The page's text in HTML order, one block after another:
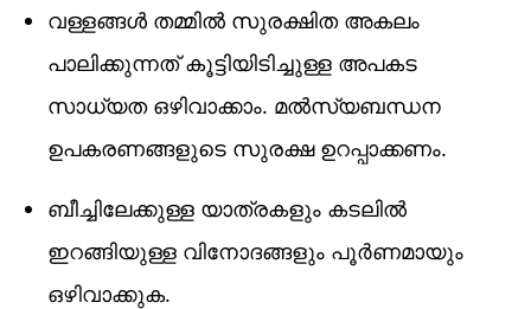
വള്ളങ്ങള്‍ തമ്മില്‍ സുരക്ഷിത അകലം
പാലിക്കുന്നത് കൂട്ടിയിടിച്ചുള്ള അപകട
സാധ്യത ഒഴിവാക്കാം. മല്‍സ്യബന്ധന
ഉപകരണങ്ങളുടെ സുരക്ഷ ഉറപ്പാക്കണം.
ബീച്ചിലേക്കുള്ള യാത്രകളും കടലില്‍
ഇറങ്ങിയുള്ള വിനോദങ്ങളും പൂര്‍ണമായും
ഒഴിവാക്കുക.